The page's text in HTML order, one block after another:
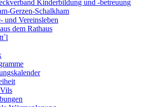
Kinderbildung und -betreuung
Gerzen-Schalkham
und Vereinsleben
dem Rathaus